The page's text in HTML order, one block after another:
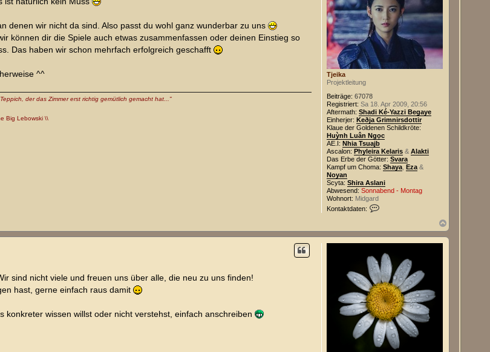
Tjeika
Projektleitung
Beiträge: 67078
Registriert: Sa 18. Apr 2009, 20:56
Aftermath: Shadi Ké-Yazzi Begaye
Einherjer: Keðja Grimnirsdottir
Klaue der Goldenen Schildkröte:
Huỳnh Luân Ngọc
AE.I: Nhia Tsuajb
Ascalon: Phyleira Kelaris& Alakti
Das Erbe der Götter: Svara
Kampf um Choma: Shaya, Eza&
Noyan
Scyta: Shira Aslani
Abwesend: Sonnabend - Montag
Wohnort: Midgard
Kontaktdaten:
a
k
t
d
a
t
e
n
v
o
n
T
j
e
i
denen wir nicht da sind. Also passt du wohl ganz wunderbar zu uns
können dir die Spiele auch etwas zusammenfassen oder deinen Einstieg so
Das haben wir schon mehrfach erfolgreich geschafft
^^
der das Zimmer erst richtig gemütlich gemacht hat..."
Big Lebowski \\
a
c
sind nicht viele und freuen uns über alle, die neu zu uns finden!
hast, gerne einfach raus damit
konkreter wissen willst oder nicht verstehst, einfach anschreiben